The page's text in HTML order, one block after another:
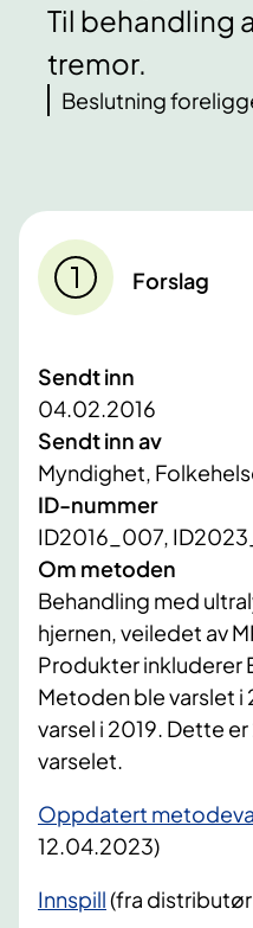
Til behandling
tremor.
Beslutning
Forslag
Sendt inn
04.02.2016
Sendt inn av
Myndighet,
ID-nummer
ID2016_007,
Om metoden
Behandling med
hjernen, veiledet av
Produkter inkluderer
Metoden ble varslet
varsel i 2019. Dette
varselet.
Oppdatert
12.04.2023)
Innspill(fra